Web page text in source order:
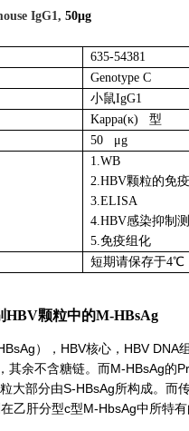
IgG1, 50μg
635-54381
Genotype C
小鼠IgG1
Kappa(κ) 型
50 μg
1.WB
2.HBV颗粒的免
3.ELISA
4.HBV感染抑制
5.免疫组化
短期请保存于4℃
HBV颗粒中的M-HBsAg
），HBV核心，HBV
其余不含糖链。而M-HBsAg的
大部分由S-HBsAg所构成。而
乙肝分型c型M-HbsAg中所特有